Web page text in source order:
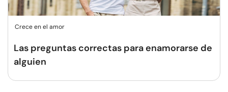
Crece en el amor
Las preguntas correctas para enamorarse de
alguien